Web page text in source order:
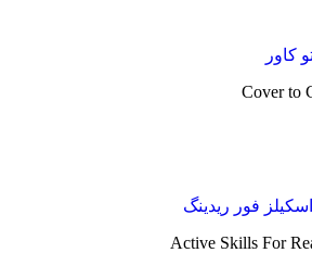
کاور
Cover to
فور ریدینگ
Active Skills For